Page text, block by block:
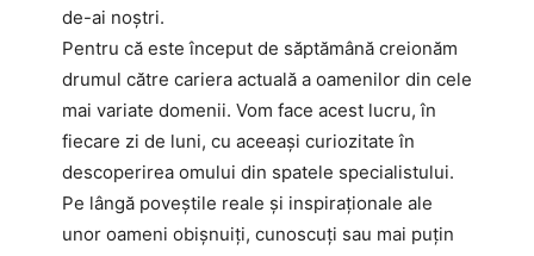
de-ai noștri.
Pentru că este început de săptămână creionăm
drumul către cariera actuală a oamenilor din cele
mai variate domenii. Vom face acest lucru, în
fiecare zi de luni, cu aceeași curiozitate în
descoperirea omului din spatele specialistului.
Pe lângă poveștile reale şi inspiraţionale ale
unor oameni obișnuiți, cunoscuți sau mai puțin